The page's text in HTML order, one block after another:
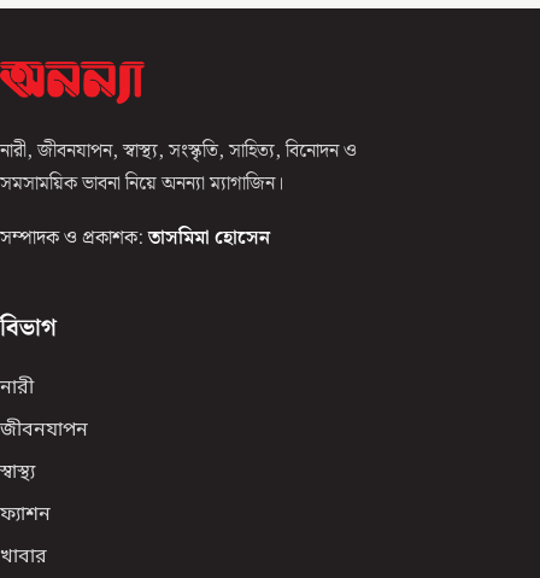
নারী, জীবনযাপন, স্বাস্থ্য, সংস্কৃতি, সাহিত্য, বিনোদন ও
সমসাময়িক ভাবনা নিয়ে অনন্যা ম্যাগাজিন।
সম্পাদক ও প্রকাশক: তাসমিমা হোসেন
বিভাগ
নারী
জীবনযাপন
স্বাস্থ্য
ফ্যাশন
খাবার